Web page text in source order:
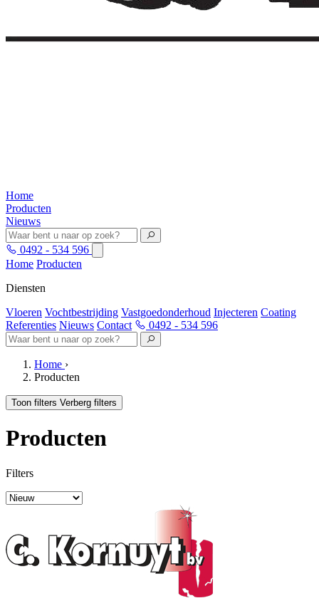
Home
Producten
Nieuws
0492 - 534 596
Home Producten
Diensten
Vloeren Vochtbestrijding Vastgoedonderhoud Injecteren Coating
Referenties Nieuws Contact 0492 - 534 596
Home ›
Producten
Toon filters Verberg filters
Producten
Filters